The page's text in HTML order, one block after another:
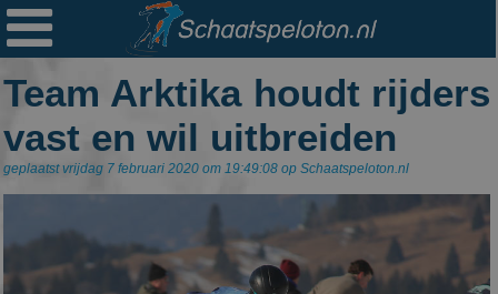

Team Arktika houdt rijders
vast en wil uitbreiden
geplaatst vrijdag 7 februari 2020 om 19:49:08 op Schaatspeloton.nl